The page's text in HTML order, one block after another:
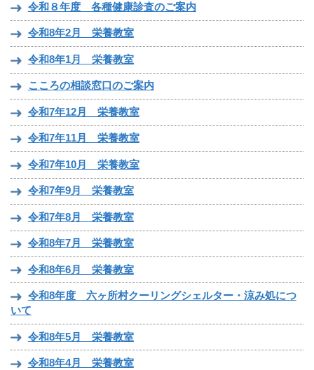
令和８年度 各種健康診査のご案内
令和8年2月 栄養教室
令和8年1月 栄養教室
こころの相談窓口のご案内
令和7年12月 栄養教室
令和7年11月 栄養教室
令和7年10月 栄養教室
令和7年9月 栄養教室
令和7年8月 栄養教室
令和8年7月 栄養教室
令和8年6月 栄養教室
令和8年度 六ヶ所村クーリングシェルター・涼み処につ
いて
令和8年5月 栄養教室
令和8年4月 栄養教室